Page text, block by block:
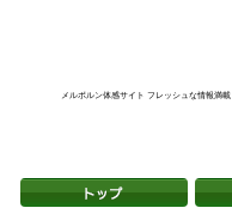
メルボルン体感サイト フレッシュな情報満載